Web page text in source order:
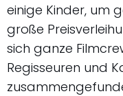
einige Kinder, um
große
sich ganze
Regisseuren und